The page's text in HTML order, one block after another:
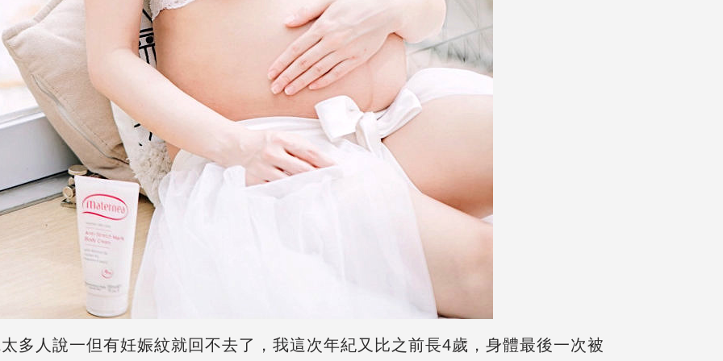
多人說一但有妊娠紋就回不去了，我這次年紀又比之前長4歲，身體最後一次被